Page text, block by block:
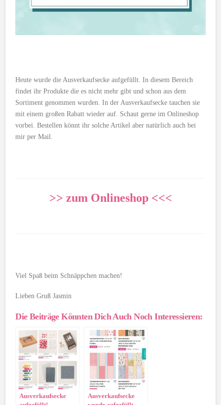
Heute wurde die Ausverkaufsecke aufgefüllt. In diesem Bereich
findet ihr Produkte die es nicht mehr gibt und schon aus dem
Sortiment genommen wurden. In der Ausverkaufsecke tauchen sie
mit einem großen Rabatt wieder auf. Schaut gerne im Onlineshop
vorbei. Bestellen könnt ihr solche Artikel aber natürlich auch bei
mir per Mail.
>> zum Onlineshop <<<
Viel Spaß beim Schnäppchen machen!
Lieben Gruß Jasmin
Die Beiträge Könnten Dich Auch Noch Interessieren:
Ausverkaufsecke
Ausverkaufsecke